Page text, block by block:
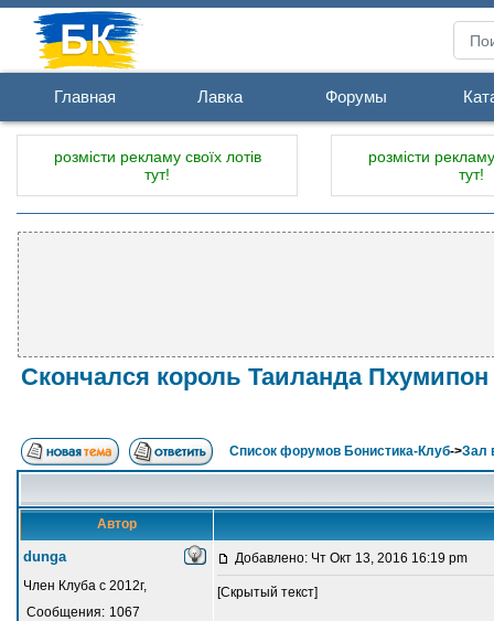
Главная Лавка Форумы
розмісти рекламу своїх лотів
тут!
розмісти
тут!
Скончался король Таиланда
Список форумов Бонистика-Клуб->Зал
Автор
dunga
Член Клуба с 2012г,
Сообщения: 1067
Добавлено: Чт Окт 13, 2016 16:19 pm
[Скрытый текст]